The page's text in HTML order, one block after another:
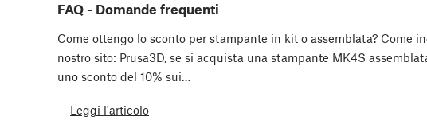
FAQ - Domande frequenti
Come ottengo lo sconto per stampante in kit o assemblata? Come
nostro sito: Prusa3D, se si acquista una stampante MK4S
uno sconto del 10% sui…
Leggi l'articolo